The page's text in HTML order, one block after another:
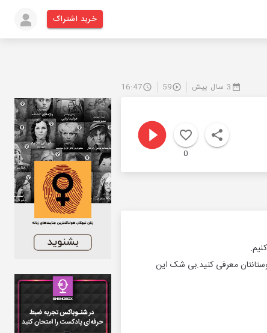
خرید اشتراک
3 سال پیش 59
16:47
0
معرفی کنید.بی شک این